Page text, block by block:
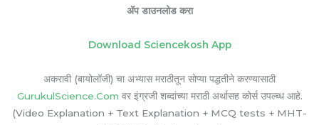
ॲप डाउनलोड करा
Download Sciencekosh App
अकरावी (बायोलॉजी) चा अभ्यास मराठीतून सोप्या पद्धतीने करण्यासाठी
GurukulScience.Com वर इंग्रजी शब्दांच्या मराठी अर्थासह कोर्स उपल्ब्ध आहे.
(Video Explanation + Text Explanation + MCQ tests + MHT-